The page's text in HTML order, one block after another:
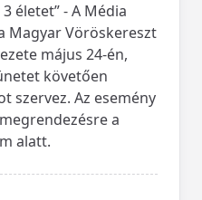
életet” - A Média
Magyar Vöröskereszt
május 24-én,
követően
szervez. Az esemény
a
alatt.